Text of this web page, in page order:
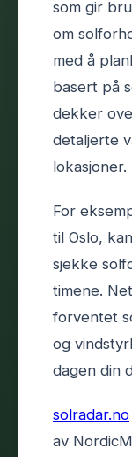
som gir
om
med å
basert på
dekker
detaljerte
lokasjoner.
For
til Oslo,
sjekke
timene.
forventet
og
dagen din
solradar.no
av